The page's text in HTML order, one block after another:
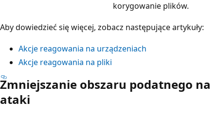
korygowanie plików.
Aby dowiedzieć się więcej, zobacz następujące artykuły:
Akcje reagowania na urządzeniach
Akcje reagowania na pliki
Zmniejszanie obszaru podatnego na
ataki